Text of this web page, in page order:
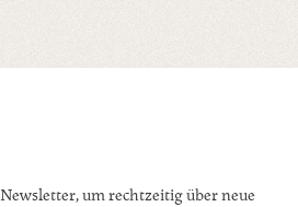
um rechtzeitig über neue